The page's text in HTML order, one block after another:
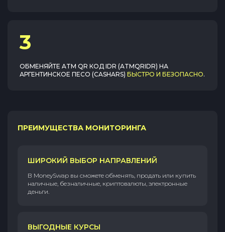
3
ОБМЕНЯЙТЕ ATM QR КОД IDR (ATMQRIDR) НА
АРГЕНТИНСКОЕ ПЕСО (CASHARS) БЫСТРО И БЕЗОПАСНО.
ПРЕИМУЩЕСТВА МОНИТОРИНГА
ШИРОКИЙ ВЫБОР НАПРАВЛЕНИЙ
В MoneySwap вы сможете обменять, продать или купить
наличные, безналичные, криптовалюты, электронные
деньги.
ВЫГОДНЫЕ КУРСЫ